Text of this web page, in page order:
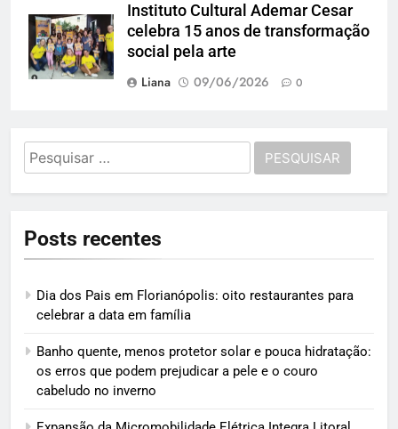
Instituto Cultural Ademar Cesar
celebra 15 anos de transformação
social pela arte
Liana
09/06/2026 0
Pesquisar
por:
Posts recentes
Dia dos Pais em Florianópolis: oito restaurantes para
celebrar a data em família
Banho quente, menos protetor solar e pouca hidratação:
os erros que podem prejudicar a pele e o couro
cabeludo no inverno